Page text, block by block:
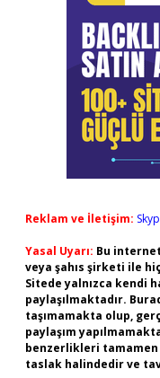
Reklam ve İletişim:
Yasal Uyarı: Bu
veya şahıs şirketi ile
Sitede yalnızca kendi
paylaşılmaktadır.
taşımamakta olup,
paylaşım
benzerlikleri
taslak halindedir ve